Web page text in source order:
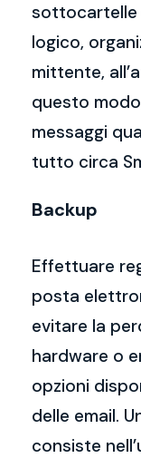
sottocartelle
logico,
mittente,
questo
messaggi
tutto circa
Backup
Effettuare
posta
evitare la
hardware o
opzioni
delle email.
consiste